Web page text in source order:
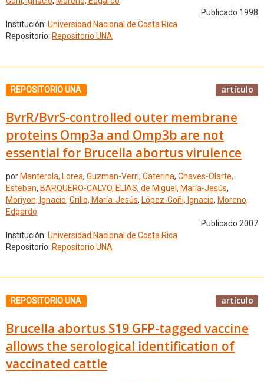
Publicado 1998
Institución: Universidad Nacional de Costa Rica
Repositorio: Repositorio UNA
REPOSITORIO UNA artículo
BvrR/BvrS-controlled outer membrane
proteins Omp3a and Omp3b are not
essential for Brucella abortus virulence
por Manterola, Lorea, Guzman-Verri, Caterina, Chaves-Olarte,
Esteban, BARQUERO-CALVO, ELIAS, de Miguel, María-Jesús,
Moriyon, Ignacio, Grillo, María-Jesús, López-Goñi, Ignacio, Moreno,
Edgardo
Publicado 2007
Institución: Universidad Nacional de Costa Rica
Repositorio: Repositorio UNA
REPOSITORIO UNA artículo
Brucella abortus S19 GFP-tagged vaccine
allows the serological identification of
vaccinated cattle